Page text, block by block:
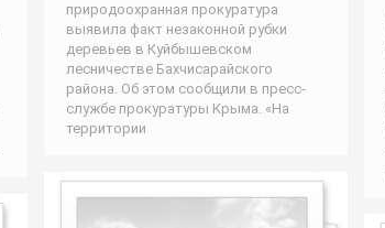
природоохранная прокуратура
выявила факт незаконной рубки
деревьев в Куйбышевском
лесничестве Бахчисарайского
района. Об этом сообщили в пресс-
службе прокуратуры Крыма. «На
территории